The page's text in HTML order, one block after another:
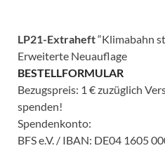
LP21-Extraheft“Klimabahn
Erweiterte Neuauflage
BESTELLFORMULAR
Bezugspreis: 1 € zuzüglich
spenden!
Spendenkonto:
BFS e.V. / IBAN: DE04 1605